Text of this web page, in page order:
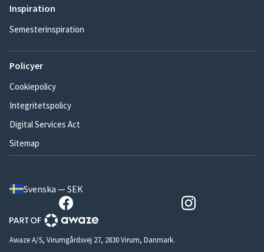
Inspiration
Semesterinspiration
Policyer
Cookiepolicy
Integritetspolicy
Digital Services Act
Sitemap
Svenska — SEK
Awaze A/S, Virumgårdsvej 27, 2830 Virum, Danmark.